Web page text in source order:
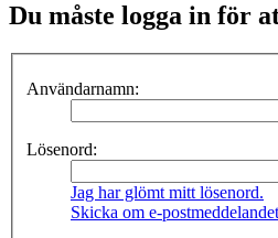
Du måste logga in för
Användarnamn:
Lösenord:
Jag har glömt mitt lösenord.
Skicka om e-